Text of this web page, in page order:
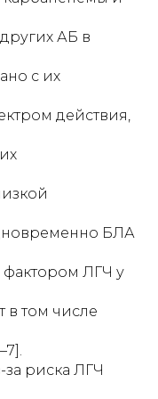
АБ в
с их
действия,
БЛА
ЛГЧ у
в том числе
риска ЛГЧ